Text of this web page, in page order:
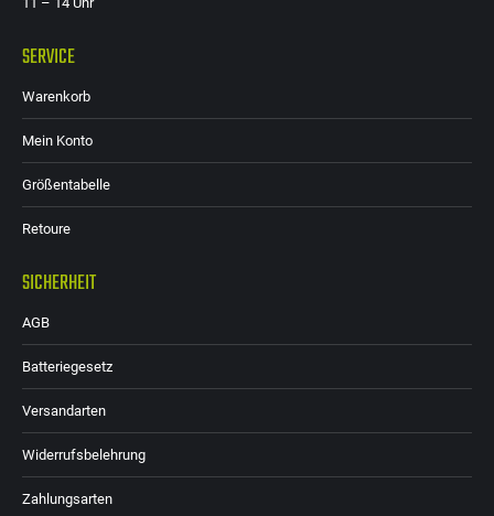
SERVICE
Warenkorb
Mein Konto
Größentabelle
Retoure
SICHERHEIT
AGB
Batteriegesetz
Versandarten
Widerrufsbelehrung
Zahlungsarten